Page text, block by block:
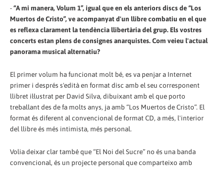
-“A mi manera, Volum 1”, igual que en els anteriors discs de “Los
Muertos de Cristo”, ve acompanyat d'un llibre combatiu en el que
es reflexa clarament la tendència llibertària del grup. Els vostres
concerts estan plens de consignes anarquistes. Com veieu l'actual
panorama musical alternatiu?
El primer volum ha funcionat molt bé, es va penjar a Internet
primer i després s'edità en format disc amb el seu corresponent
llibret il·lustrat per David Silva, dibuixant amb el que porto
treballant des de fa molts anys, ja amb “Los Muertos de Cristo”. El
format és diferent al convencional de format CD, a més, l'interior
del llibre és més intimista, més personal.
Volia deixar clar també que “El Noi del Sucre” no és una banda
convencional, és un projecte personal que comparteixo amb